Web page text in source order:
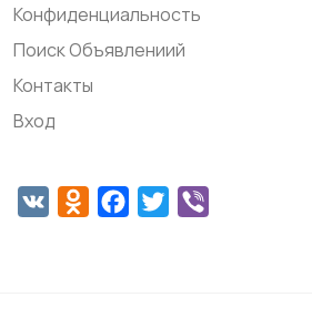
Конфиденциальность
Поиск Объявлениий
Контакты
Вход
VK Odnoklassniki
Facebook
Twitter